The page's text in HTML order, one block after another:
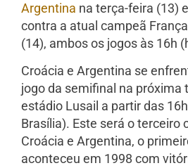
Argentina na terça-feira (13)
contra a atual campeã
(14), ambos os jogos às 16h
Croácia e Argentina se
jogo da semifinal na próxima
estádio Lusail a partir das
Brasília). Este será o terceiro
Croácia e Argentina, o
aconteceu em 1998 com